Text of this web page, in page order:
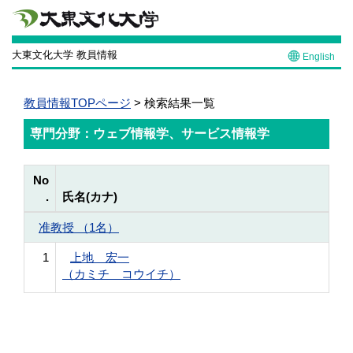
大東文化大学 教員情報 English
教員情報TOPページ > 検索結果一覧
専門分野：ウェブ情報学、サービス情報学
No
.
氏名(カナ)
准教授 （1名）
1
上地 宏一
（カミチ コウイチ）